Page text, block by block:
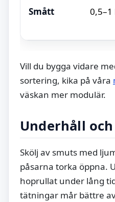
Smått
Vill du bygga vidare
sortering, kika på våra
väskan mer modulär.
Underhåll
Skölj av smuts med
påsarna torka öppna.
hoprullat under lång
tätningar mår bättre